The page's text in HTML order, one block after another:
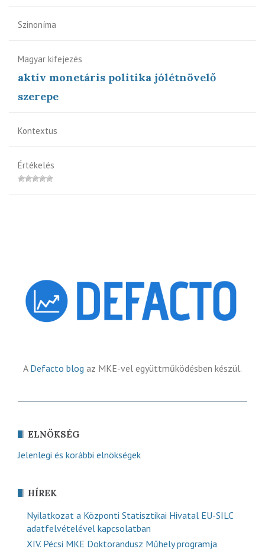
Szinoníma
Magyar kifejezés
aktív monetáris politika jólétnövelő
szerepe
Kontextus
Értékelés
A Defacto blog az MKE-vel együttműködésben készül.
ELNÖKSÉG
Jelenlegi és korábbi elnökségek
HÍREK
Nyilatkozat a Központi Statisztikai Hivatal EU-SILC
adatfelvételével kapcsolatban
XIV. Pécsi MKE Doktorandusz Műhely programja